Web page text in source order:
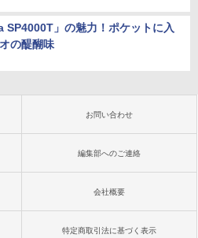
SP4000T」の魅力！ポケットに入
の醍醐味
お問い合わせ
編集部へのご連絡
会社概要
特定商取引法に基づく表示